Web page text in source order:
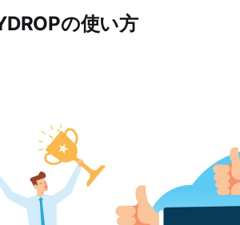
の使い方